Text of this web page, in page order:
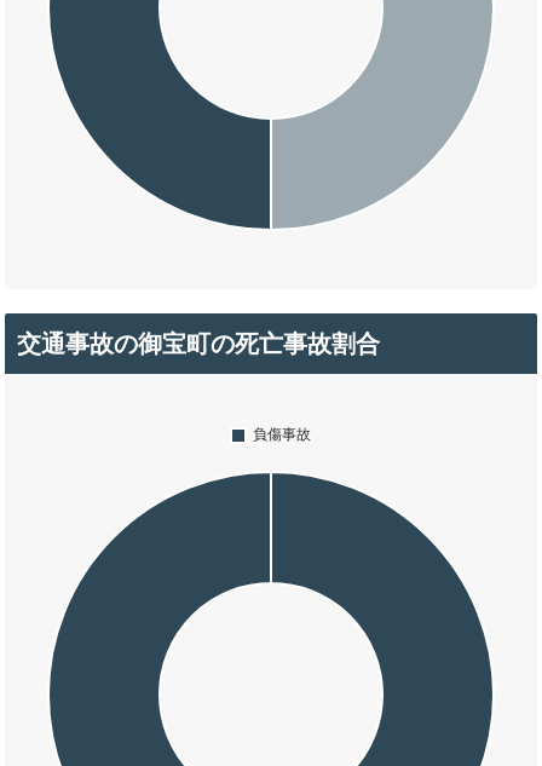
交通事故の御宝町の死亡事故割合